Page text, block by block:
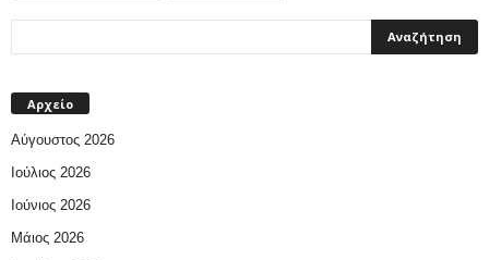
Αρχείο
Αύγουστος 2026
Ιούλιος 2026
Ιούνιος 2026
Μάιος 2026